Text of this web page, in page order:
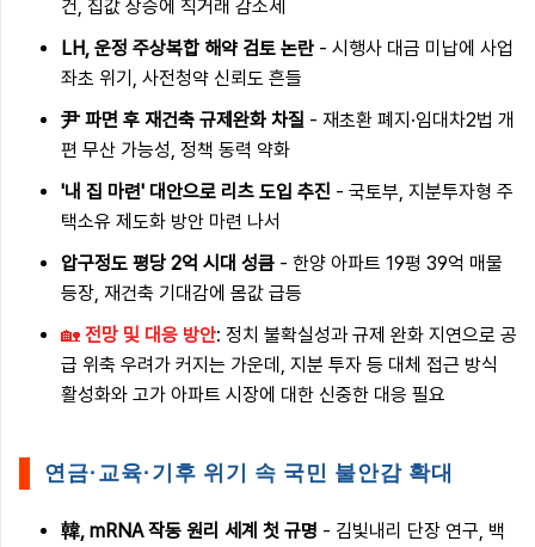
건, 집값 상승에 직거래 감소세
LH, 운정 주상복합 해약 검토 논란 - 시행사 대금 미납에 사업
좌초 위기, 사전청약 신뢰도 흔들
尹 파면 후 재건축 규제완화 차질 - 재초환 폐지·임대차2법 개
편 무산 가능성, 정책 동력 약화
'내 집 마련' 대안으로 리츠 도입 추진 - 국토부, 지분투자형 주
택소유 제도화 방안 마련 나서
압구정도 평당 2억 시대 성큼 - 한양 아파트 19평 39억 매물
등장, 재건축 기대감에 몸값 급등
🏡 전망 및 대응 방안: 정치 불확실성과 규제 완화 지연으로 공
급 위축 우려가 커지는 가운데, 지분 투자 등 대체 접근 방식
활성화와 고가 아파트 시장에 대한 신중한 대응 필요
연금·교육·기후 위기 속 국민 불안감 확대
韓, mRNA 작동 원리 세계 첫 규명 - 김빛내리 단장 연구, 백